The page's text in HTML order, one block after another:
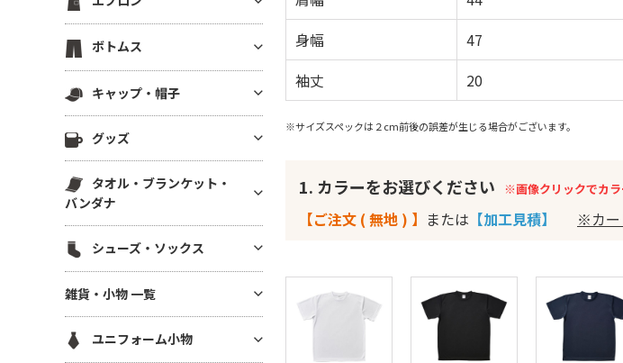
身幅
47
袖丈
20
※サイズスペックは２cm前後の誤差が生じる場合がございます。
1. カラーをお選びください ※画像クリックでカ
【ご注文 ( 無地 ) 】 または 【加工見積】 ※カー
メンズカットソー
その他Tシャツ
スポーツ ソックス
スポーツアクセサリー
はっぴ
その他ジャケット・アウター
Vネック長袖Tシャツ
後染め・ピグメント長袖Tシャ
その他長袖Tシャツ
保冷・保温バッグ
デニムバッグ
ショルダーバッグ
サコッシュ・スマホショルダー
エコ素材(SDGs) バッグ・ポー
チ
麻(ヘンプ)・ジュートバッグ
ポーチ
ワークシャツ
チェックシャツ
アロハ・柄物シャツ
シャツジャケット
ワークシャツ(長袖)
ワークパンツ
ワーク系アウター
つなぎ・オーバーオール
調理服・コックウェア
スクラブ
白衣・医療用ジャケット
ワンピース・ナースウエア
胸当てエプロン
ショートエプロン
ミドルエプロン
ロング(ソムリエ)エプロン
帆前掛け
ボトムス
ロングパンツ
ハーフパンツ
ショーツ
スウェットパンツ(裏毛)
スウェットパンツ(裏起毛)
ワークパンツ
ドライ素材パンツ
コットン・T/Cパンツ
ナイロンパンツ
キャップ・帽子
キャップ
ニットキャップ
ハット
メッシュキャップ
コットンキャップ
フラットバイザーキャップ
キャスケット・ハンチング・ベ
レー
グッズ
マグカップ・湯呑
ボトル・タンブラー
ステーショナリー
アルバム・フォトフレーム
キーホルダー
モバイル・PC関連グッズ
デスク雑貨
タオル・ブランケット・
バンダナ
無地タオル
バンダナ(三角巾)・ハンカチ
ハンカチタオル
フェイスタオル
シューズ・ソックス
シューズ
ソックス
雑貨・小物 一覧
ユニフォーム小物